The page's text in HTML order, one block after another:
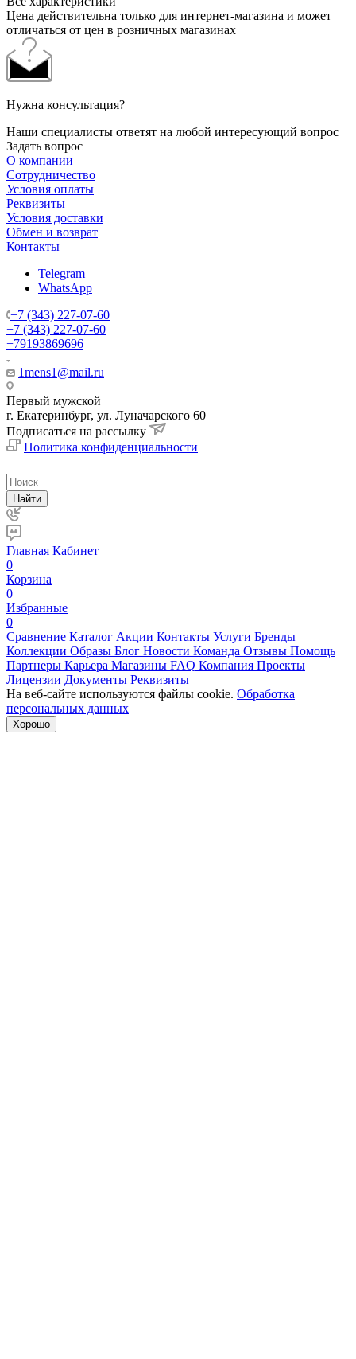
Цена действительна только для интернет-магазина и может
отличаться от цен в розничных магазинах
Нужна консультация?
Наши специалисты ответят на любой интересующий вопрос
Задать вопрос
О компании
Сотрудничество
Условия оплаты
Реквизиты
Условия доставки
Обмен и возврат
Контакты
Telegram
WhatsApp
+7 (343) 227-07-60
+7 (343) 227-07-60
+79193869696
1mens1@mail.ru
Первый мужской
г. Екатеринбург, ул. Луначарского 60
Подписаться на рассылку
Политика конфиденциальности
Найти
Главная Кабинет
0
Корзина
0
Избранные
0
Сравнение Каталог Акции Контакты Услуги Бренды
Коллекции Образы Блог Новости Команда Отзывы Помощь
Партнеры Карьера Магазины FAQ Компания Проекты
Лицензии Документы Реквизиты
На веб-сайте используются файлы cookie. Обработка
персональных данных
Хорошо